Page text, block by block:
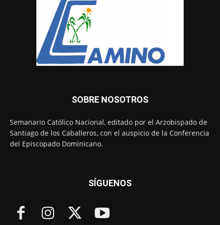
SOBRE NOSOTROS
Semanario Católico Nacional, editado por el Arzobispado de
Santiago de los Caballeros, con el auspicio de la Conferencia
del Episcopado Dominicano.
SÍGUENOS